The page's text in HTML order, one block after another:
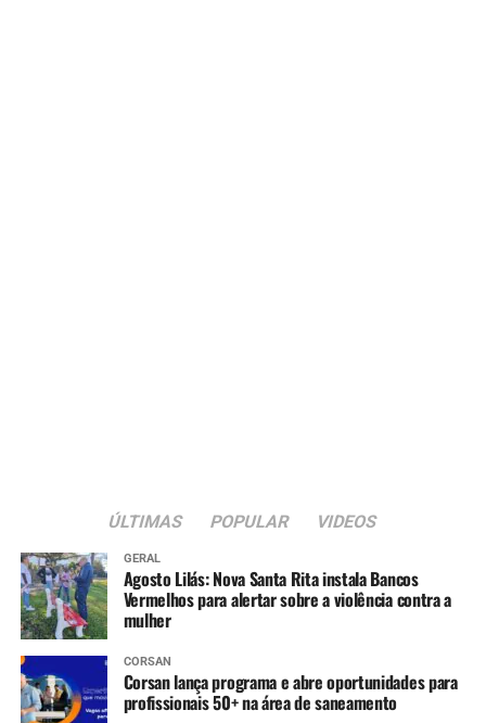
ÚLTIMAS POPULAR VIDEOS
GERAL
Agosto Lilás: Nova Santa Rita instala Bancos
Vermelhos para alertar sobre a violência contra a
mulher
CORSAN
Corsan lança programa e abre oportunidades para
profissionais 50+ na área de saneamento